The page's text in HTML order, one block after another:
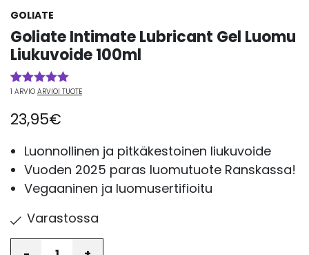
GOLIATE
Goliate Intimate Lubricant Gel Luomu
Liukuvoide 100ml
Arvio5.00
perustuen
1
asiakkaan
1 ARVIO ARVIOI TUOTE
23,95€
Luonnollinen ja pitkäkestoinen liukuvoide
Vuoden 2025 paras luomutuote Ranskassa!
Vegaaninen ja luomusertifioitu
Varastossa